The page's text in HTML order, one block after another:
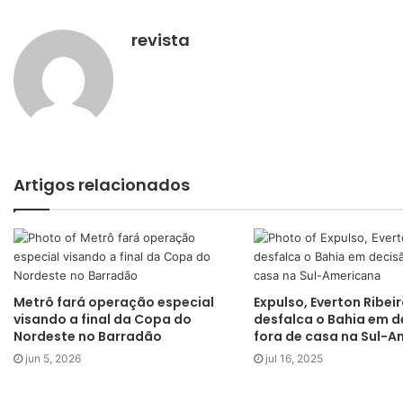
revista
Artigos relacionados
Metrô fará operação especial
visando a final da Copa do
Nordeste no Barradão
jun 5, 2026
Expulso, Everton
desfalca o Bahia em
fora de casa na Sul-
jul 16, 2025